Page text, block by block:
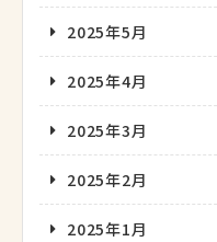
2025年5月
2025年4月
2025年3月
2025年2月
2025年1月